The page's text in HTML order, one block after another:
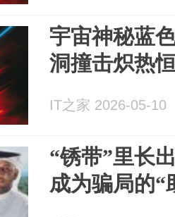
宇宙神秘蓝
洞撞击炽热
IT之家 2026-05-10
“锈带”里长
成为骗局的“